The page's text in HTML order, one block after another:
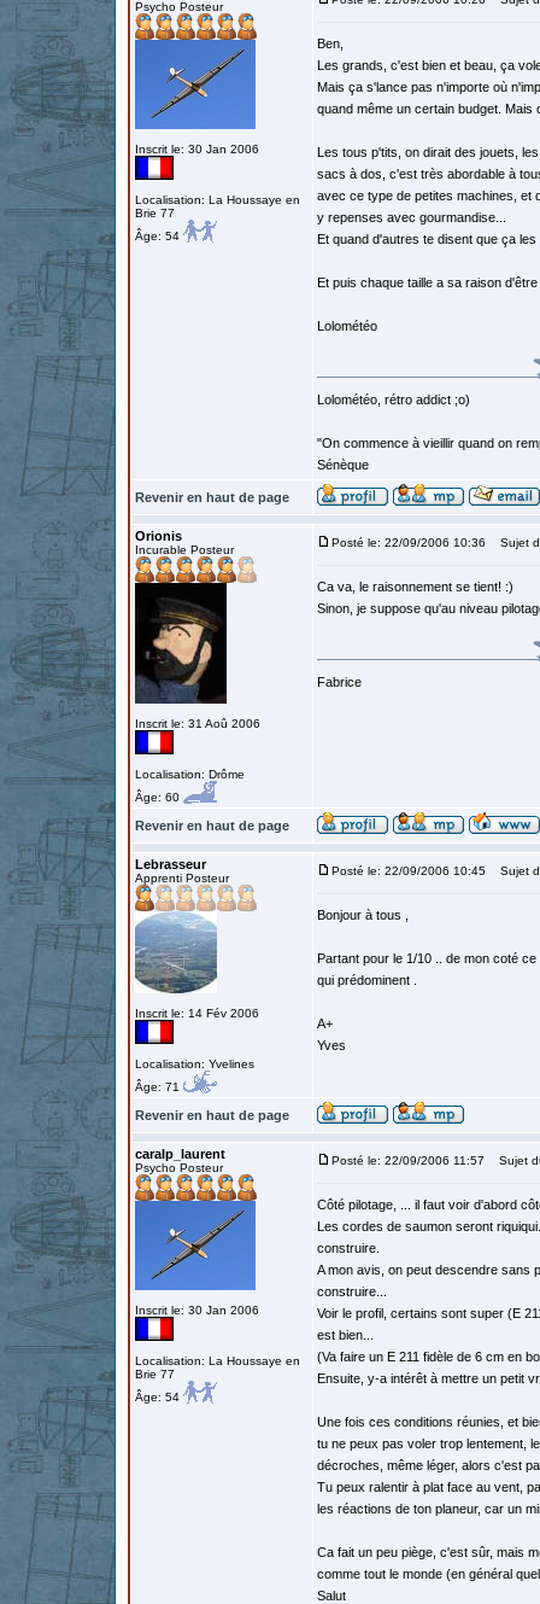
Psycho Posteur
Inscrit le: 30 Jan 2006
Localisation: La Houssaye en
Brie 77
Âge: 54
Ben,
Les grands, c'est bien et beau, ça
Mais ça s'lance pas n'importe où
quand même un certain budget. Mais
Les tous p'tits, on dirait des jouets,
sacs à dos, c'est très abordable à
avec ce type de petites machines, et
y repenses avec gourmandise...
Et quand d'autres te disent que ça
Et puis chaque taille a sa raison
Lolométéo
Lolométéo, rétro addict ;o)
"On commence à vieillir quand on
Sénèque
Revenir en haut de page
Orionis
Incurable Posteur
Inscrit le: 31 Aoû 2006
Localisation: Drôme
Âge: 60
Posté le: 22/09/2006 10:36 Sujet
Ca va, le raisonnement se tient! :)
Sinon, je suppose qu'au niveau
Fabrice
Revenir en haut de page
Lebrasseur
Apprenti Posteur
Inscrit le: 14 Fév 2006
Localisation: Yvelines
Âge: 71
Posté le: 22/09/2006 10:45 Sujet
Bonjour à tous ,
Partant pour le 1/10 .. de mon coté
qui prédominent .
A+
Yves
Revenir en haut de page
caralp_laurent
Psycho Posteur
Inscrit le: 30 Jan 2006
Localisation: La Houssaye en
Brie 77
Âge: 54
Posté le: 22/09/2006 11:57 Sujet
Côté pilotage, ... il faut voir d'abord
Les cordes de saumon seront
construire.
A mon avis, on peut descendre sans
construire...
Voir le profil, certains sont super (E
est bien...
(Va faire un E 211 fidèle de 6 cm en
Ensuite, y-a intérêt à mettre un petit
Une fois ces conditions réunies, et
tu ne peux pas voler trop lentement,
décroches, même léger, alors c'est
Tu peux ralentir à plat face au vent,
les réactions de ton planeur, car un
Ca fait un peu piège, c'est sûr, mais
comme tout le monde (en général
Salut